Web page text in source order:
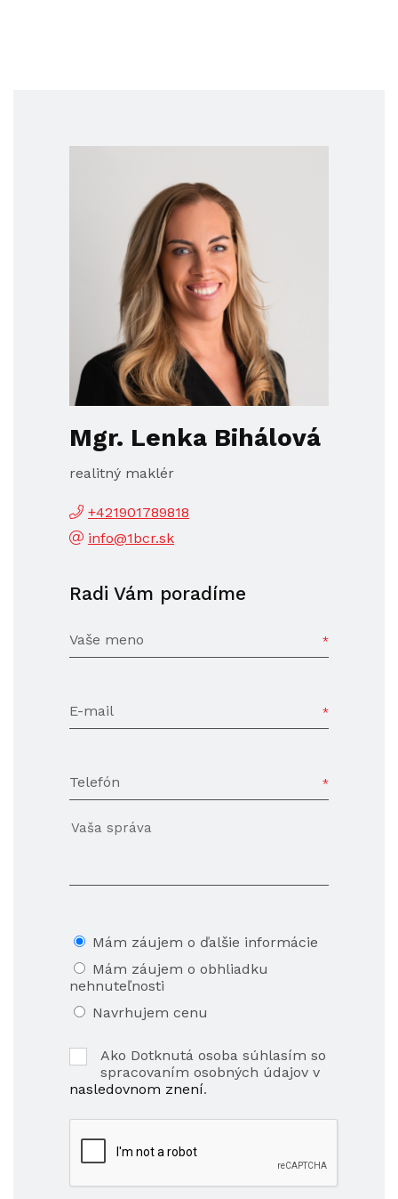
Mgr. Lenka Bihálová
realitný maklér
+421901789818
info@1bcr.sk
Radi Vám poradíme
Vaše meno
E-mail
Telefón
Mám záujem o ďalšie informácie
Mám záujem o obhliadku
nehnuteľnosti
Navrhujem cenu
Ako Dotknutá osoba súhlasím so
spracovaním osobných údajov v
nasledovnom znení.